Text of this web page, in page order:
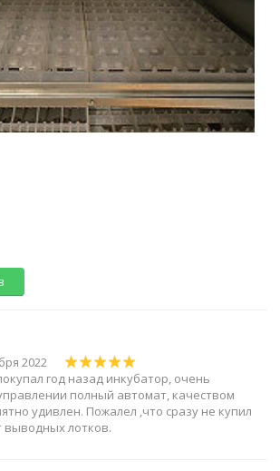
2022
год назад инкубатор, очень
полный автомат, качеством
удивлен. Пожалел ,что сразу не купил
выводных лотков.